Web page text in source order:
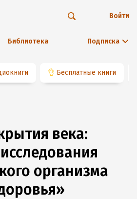
Библиотека Подписка
Войти
👌 Бесплатные книги
века:
организма